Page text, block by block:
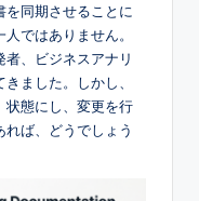
を同期させることに
ではありません。
、ビジネスアナリ
ました。しかし、
状態にし、変更を行
ば、どうでしょう